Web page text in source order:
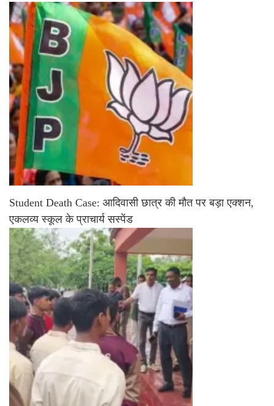
Student Death Case: आदिवासी छात्र की मौत पर बड़ा एक्शन,
एकलव्य स्कूल के प्राचार्य सस्पेंड